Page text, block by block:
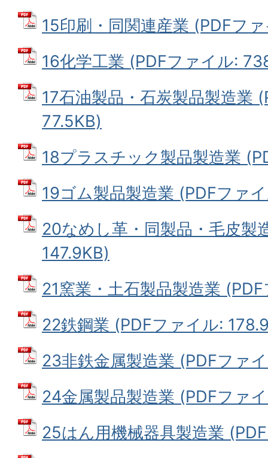
15印刷・同関連産業 (PDFフ
16化学工業 (PDFファイル:
17石油製品・石炭製品製造業
77.5KB)
18プラスチック製品製造業
19ゴム製品製造業 (PDFファ
20なめし革・同製品・毛皮製
147.9KB)
21窯業・土石製品製造業
22鉄鋼業 (PDFファイル:
23非鉄金属製造業 (PDFファ
24金属製品製造業 (PDFファ
25はん用機械器具製造業